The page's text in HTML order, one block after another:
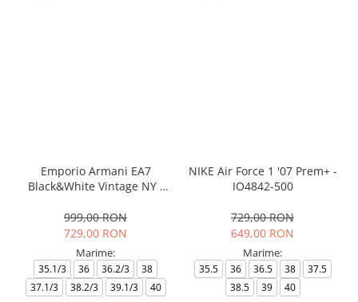
Emporio Armani EA7
Black&White Vintage NY -
999,00 RON
729,00 RON
Marime:
35.1/3 36 36.2/3
38
37.1/3
38.2/3 39.1/3 40
NIKE Air Force 1 '07 Prem+ -
IO4842-500
729,00 RON
649,00 RON
Marime:
35.5 36 36.5 38
37.5
38.5
39 40